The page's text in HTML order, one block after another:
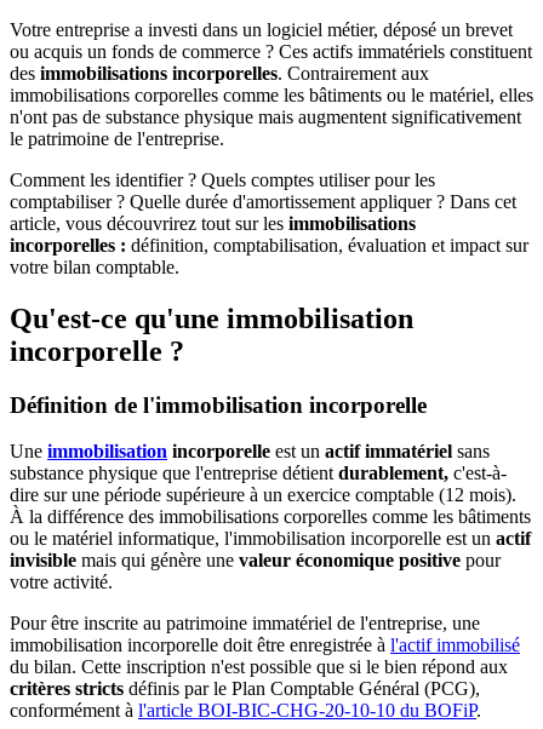
Votre entreprise a investi dans un logiciel métier, déposé un brevet
ou acquis un fonds de commerce ? Ces actifs immatériels constituent
des immobilisations incorporelles. Contrairement aux
immobilisations corporelles comme les bâtiments ou le matériel, elles
n'ont pas de substance physique mais augmentent significativement
le patrimoine de l'entreprise.
Comment les identifier ? Quels comptes utiliser pour les
comptabiliser ? Quelle durée d'amortissement appliquer ? Dans cet
article, vous découvrirez tout sur les immobilisations
incorporelles : définition, comptabilisation, évaluation et impact sur
votre bilan comptable.
Qu'est-ce qu'une immobilisation
incorporelle ?
Définition de l'immobilisation incorporelle
Une immobilisation incorporelle est un actif immatériel sans
substance physique que l'entreprise détient durablement, c'est-à-
dire sur une période supérieure à un exercice comptable (12 mois).
À la différence des immobilisations corporelles comme les bâtiments
ou le matériel informatique, l'immobilisation incorporelle est un actif
invisible mais qui génère une valeur économique positive pour
votre activité.
Pour être inscrite au patrimoine immatériel de l'entreprise, une
immobilisation incorporelle doit être enregistrée à l'actif immobilisé
du bilan. Cette inscription n'est possible que si le bien répond aux
critères stricts définis par le Plan Comptable Général (PCG),
conformément à l'article BOI-BIC-CHG-20-10-10 du BOFiP.